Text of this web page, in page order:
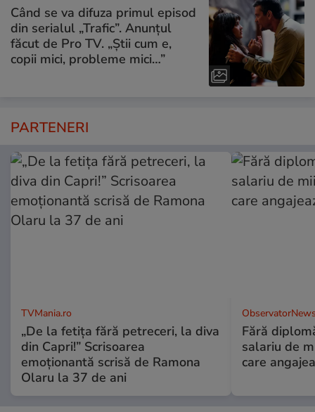
Când se va difuza primul episod
din serialul „Trafic”. Anunțul
făcut de Pro TV. „Știi cum e,
copii mici, probleme mici…”
PARTENERI
TVMania.ro
„De la fetița fără petreceri, la diva
din Capri!” Scrisoarea
emoționantă scrisă de Ramona
Olaru la 37 de ani
Fără
salariu de
care